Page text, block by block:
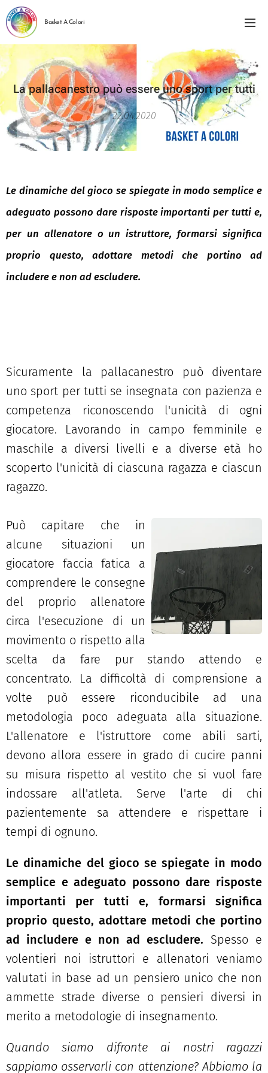
Basket A Colori
La pallacanestro può essere uno sport per tutti
22.04.2020
Le dinamiche del gioco se spiegate in modo semplice e
adeguato possono dare risposte importanti per tutti e,
per un allenatore o un istruttore, formarsi significa
proprio questo, adottare metodi che portino ad
includere e non ad escludere.
Sicuramente la pallacanestro può diventare
uno sport per tutti se insegnata con pazienza e
competenza riconoscendo l'unicità di ogni
giocatore. Lavorando in campo femminile e
maschile a diversi livelli e a diverse età ho
scoperto l'unicità di ciascuna ragazza e ciascun
ragazzo.
Può capitare che in
alcune situazioni un
giocatore faccia fatica a
comprendere le consegne
del proprio allenatore
circa l'esecuzione di un
movimento o rispetto alla
scelta da fare pur stando attendo e
concentrato. La difficoltà di comprensione a
volte può essere riconducibile ad una
metodologia poco adeguata alla situazione.
L'allenatore e l'istruttore come abili sarti,
devono allora essere in grado di cucire panni
su misura rispetto al vestito che si vuol fare
indossare all'atleta. Serve l'arte di chi
pazientemente sa attendere e rispettare i
tempi di ognuno.
Le dinamiche del gioco se spiegate in modo
semplice e adeguato possono dare risposte
importanti per tutti e, formarsi significa
proprio questo, adottare metodi che portino
ad includere e non ad escludere. Spesso e
volentieri noi istruttori e allenatori veniamo
valutati in base ad un pensiero unico che non
ammette strade diverse o pensieri diversi in
merito a metodologie di insegnamento.
Quando siamo difronte ai nostri ragazzi
sappiamo osservarli con attenzione? Abbiamo la